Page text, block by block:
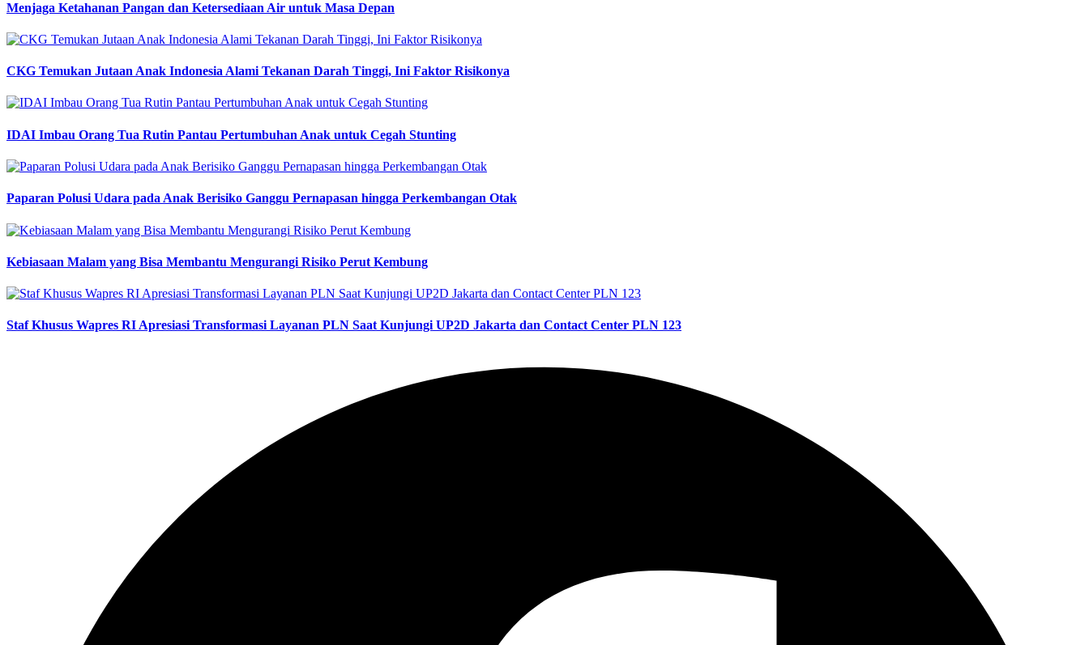
Menjaga Ketahanan Pangan dan Ketersediaan Air untuk Masa Depan
CKG Temukan Jutaan Anak Indonesia Alami Tekanan Darah Tinggi, Ini Faktor Risikonya
IDAI Imbau Orang Tua Rutin Pantau Pertumbuhan Anak untuk Cegah Stunting
Paparan Polusi Udara pada Anak Berisiko Ganggu Pernapasan hingga Perkembangan Otak
Kebiasaan Malam yang Bisa Membantu Mengurangi Risiko Perut Kembung
Staf Khusus Wapres RI Apresiasi Transformasi Layanan PLN Saat Kunjungi UP2D Jakarta dan Contact Center PLN 123